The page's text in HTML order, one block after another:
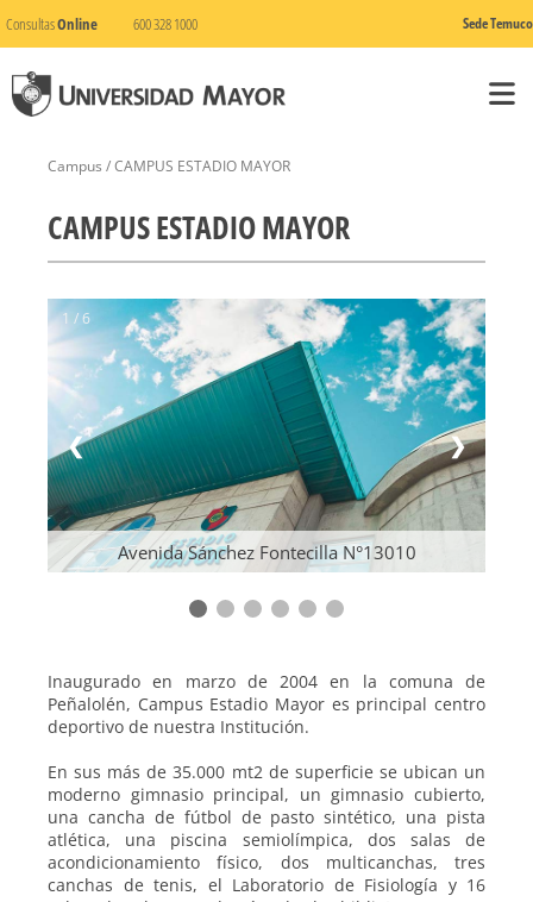
ConsultasOnline 600 328 1000 Sede Temuco
Campus / CAMPUS ESTADIO MAYOR
CAMPUS ESTADIO MAYOR
1 / 6
Avenida Sánchez Fontecilla N°13010
❮ ❯
Inaugurado en marzo de 2004 en la comuna de
Peñalolén, Campus Estadio Mayor es principal centro
deportivo de nuestra Institución.
En sus más de 35.000 mt2 de superficie se ubican un
moderno gimnasio principal, un gimnasio cubierto,
una cancha de fútbol de pasto sintético, una pista
atlética, una piscina semiolímpica, dos salas de
acondicionamiento físico, dos multicanchas, tres
canchas de tenis, el Laboratorio de Fisiología y 16